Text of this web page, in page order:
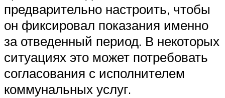
предварительно настроить, чтобы
он фиксировал показания именно
за отведенный период. В некоторых
ситуациях это может потребовать
согласования с исполнителем
коммунальных услуг.